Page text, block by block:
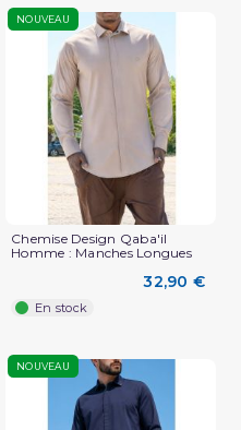
NOUVEAU
Chemise Design Qaba'il
Homme : Manches Longues
32,90 €
En stock
NOUVEAU